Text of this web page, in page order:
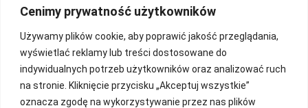
Cenimy prywatność użytkowników
Używamy plików cookie, aby poprawić jakość przeglądania,
wyświetlać reklamy lub treści dostosowane do
indywidualnych potrzeb użytkowników oraz analizować ruch
na stronie. Kliknięcie przycisku „Akceptuj wszystkie”
oznacza zgodę na wykorzystywanie przez nas plików
FUNDACJA KOLOROWO
Copyright 2016/ Autor: ThemeWisdom